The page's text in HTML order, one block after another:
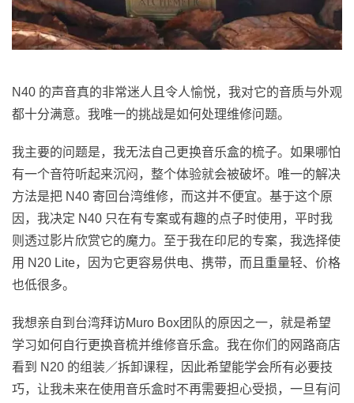
N40 的声音真的非常迷人且令人愉悦，我对它的音质与外观
都十分满意。我唯一的挑战是如何处理维修问题。
我主要的问题是，我无法自己更换音乐盒的梳子。如果哪怕
有一个音符听起来沉闷，整个体验就会被破坏。唯一的解决
方法是把 N40 寄回台湾维修，而这并不便宜。基于这个原
因，我决定 N40 只在有专案或有趣的点子时使用，平时我
则透过影片欣赏它的魔力。至于我在印尼的专案，我选择使
用 N20 Lite，因为它更容易供电、携带，而且重量轻、价格
也低很多。
我想亲自到台湾拜访Muro Box团队的原因之一，就是希望
学习如何自行更换音梳并维修音乐盒。我在你们的网路商店
看到 N20 的组装／拆卸课程，因此希望能学会所有必要技
巧，让我未来在使用音乐盒时不再需要担心受损，一旦有问